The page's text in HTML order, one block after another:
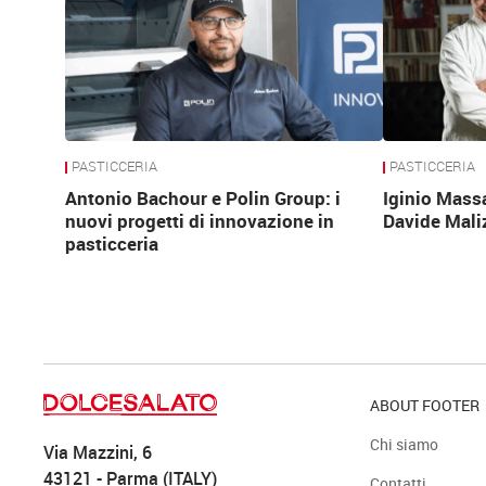
PASTICCERIA
Antonio Bachour e Polin Group: i
nuovi progetti di innovazione in
pasticceria
PASTICCERIA
Iginio
Davide
Via Mazzini, 6
43121 - Parma (ITALY)
ABOUT FOOTER
Chi siamo